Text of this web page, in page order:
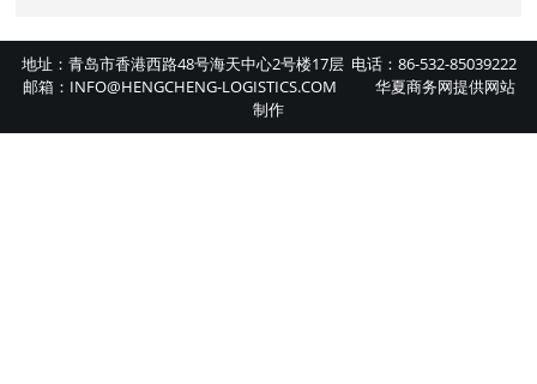
地址：青岛市香港西路48号海天中心2号楼17层 电话：86-532-85039222
邮箱：INFO@HENGCHENG-LOGISTICS.COM 华夏商务网提供网站
制作